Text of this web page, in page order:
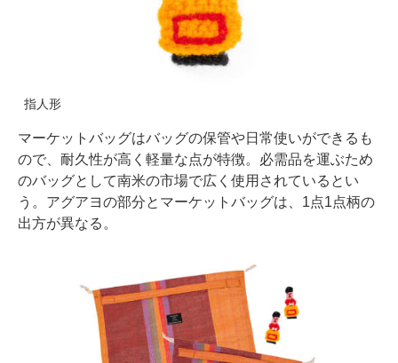
指人形
マーケットバッグはバッグの保管や日常使いができるも
ので、耐久性が高く軽量な点が特徴。必需品を運ぶため
のバッグとして南米の市場で広く使用されているとい
う。アグアヨの部分とマーケットバッグは、1点1点柄の
出方が異なる。